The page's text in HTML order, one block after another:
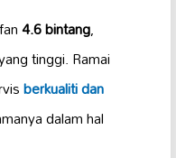
4.6 bintang,
tinggi. Ramai
berkualiti dan
dalam hal